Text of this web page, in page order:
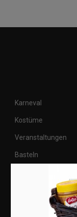
Karneval
Kostüme
Veranstaltungen
Basteln